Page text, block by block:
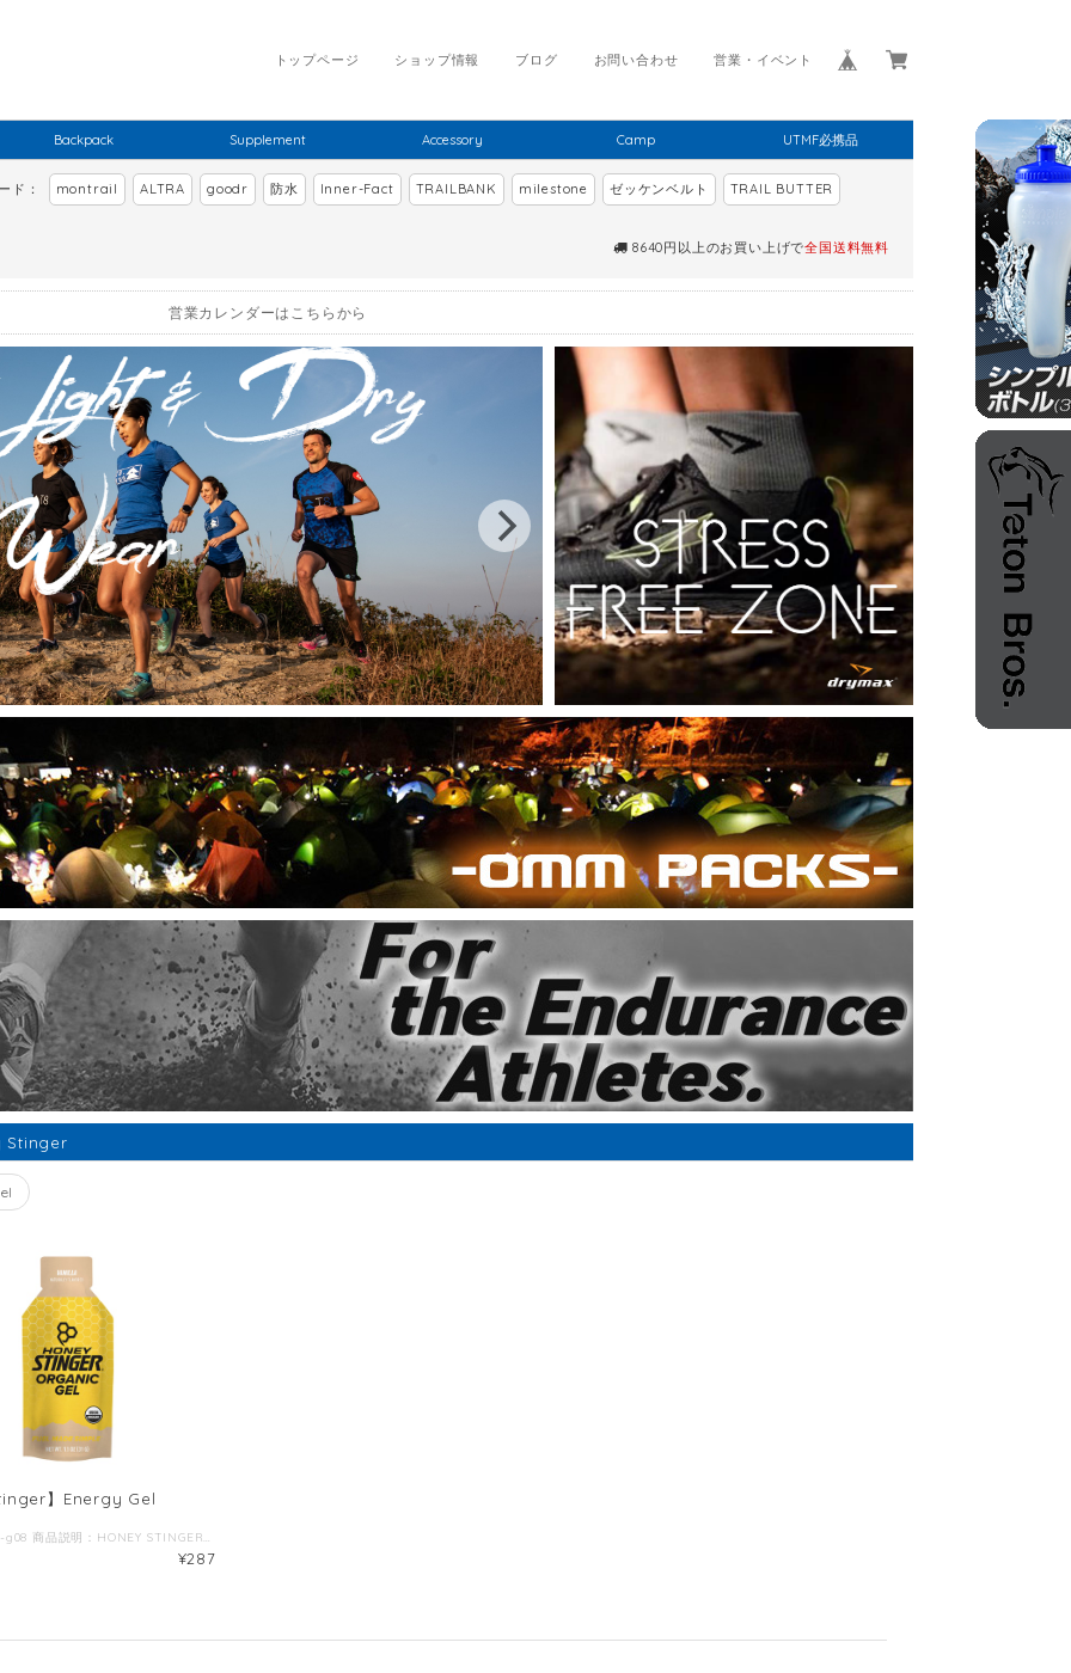
営業・イベント
お問い合わせ
ブログ
ショップ情報
トップページ
Backpack Supplement Accessory Camp UTMF必携品
ド： montrail ALTRA goodr 防水 Inner-Fact TRAILBANK milestone ゼッケンベルト TRAIL BUTTER
8640円以上のお買い上げで全国送料無料
営業カレンダーはこちらから
Stinger
】Energy Gel
商品番号：021-g08 商品説明：HONEY STINGERTM オーガニックエナジージェルは、USDAオーガニック認証＊のオーガニックはちみつ、オーガニックタピオカシロップなどのオーガニック成分に加え疲労回復の効果があるクエン酸やミネラルが入った体にやさしいエナジージェルです。＜各100Kcal / 32g＞ 【バニラ】 ほのかなバニラの風味とさっぱりとした後味。 口当たりが軽く飲みやすいジェルです。 栄養成分/1本(32g)当り：エネルギー 100kcal、 たんぱく質・脂肪0g、炭水化物 24g、ナトリウム 50mg、カリウム 50mg 原材料名：オーガニックタピオカシロップ、オーガニック蜂蜜、水、クエン酸カリウム、天然香料、クエン酸、塩
¥287